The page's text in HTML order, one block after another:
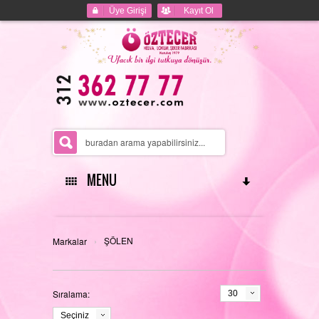
Üye Girişi Kayıt Ol
MENU
ANASAYFA
HAKKIMIZDA
Markalar › ŞÖLEN
Sıralama:
Seçiniz
30